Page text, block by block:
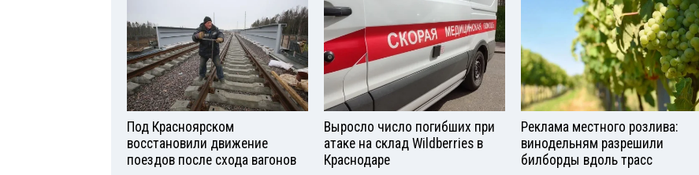
Под Красноярском
восстановили движение
поездов после схода вагонов
Выросло число погибших при
атаке на склад Wildberries в
Краснодаре
Реклама местного розлива:
винодельням разрешили
билборды вдоль трасс